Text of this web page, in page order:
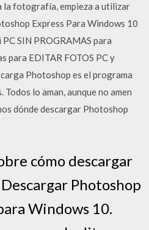
la fotografía, empieza a utilizar
Express Para Windows 10
SIN PROGRAMAS para
para EDITAR FOTOS PC y
Photoshop es el programa
lo aman, aunque no amen
dónde descargar Photoshop
cómo descargar
Photoshop
Windows 10.